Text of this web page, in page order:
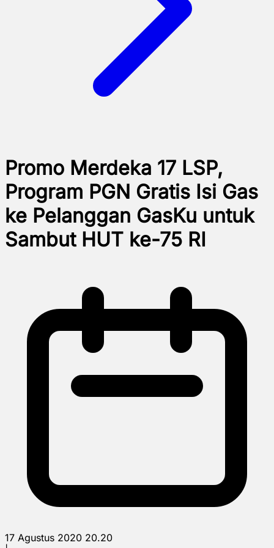
Promo Merdeka 17 LSP,
Program PGN Gratis Isi Gas
ke Pelanggan GasKu untuk
Sambut HUT ke-75 RI
17 Agustus 2020 20.20